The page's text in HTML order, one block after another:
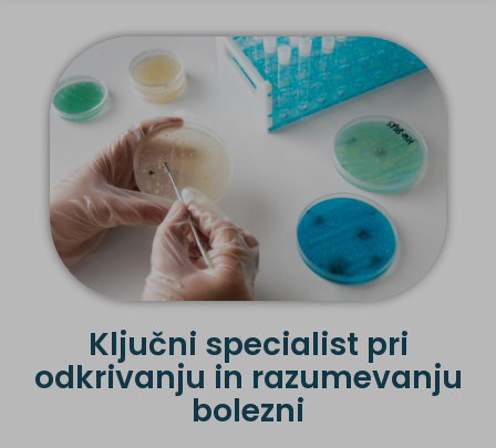
Ključni specialist pri
odkrivanju in razumevanju
bolezni